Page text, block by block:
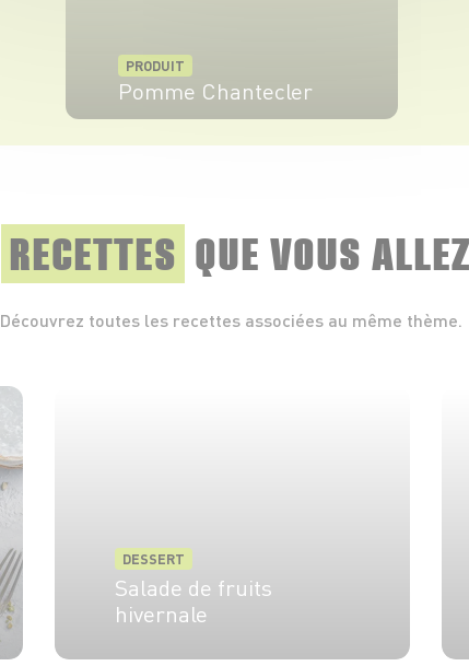
PRODUIT
Pomme Chantecler
RECETTES QUE VOUS
Découvrez toutes les recettes associées au même thème.
DESSERT
Salade de fruits
hivernale